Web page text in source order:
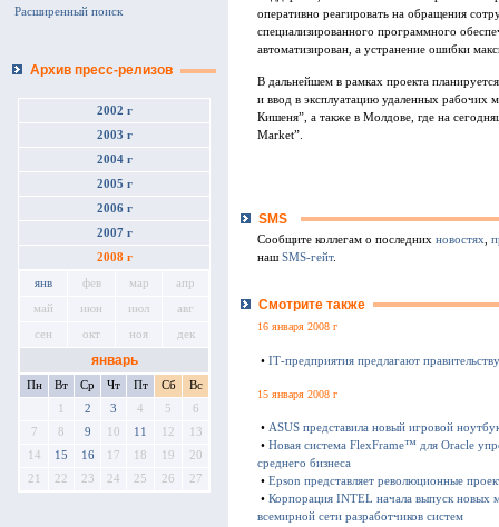
Расширенный поиск
Архив пресс-релизов
2002 г
2003 г
2004 г
2005 г
2006 г
2007 г
2008 г
янв фев мар апр
май июн июл авг
сен окт ноя дек
январь
Пн Вт Ср Чт Пт Сб
Вс
1
2 3 4 5
6
7
8 9 10 11 12
13
14
15 16 17 18 19
20
21
22 23 24 25 26 27
оперативно реагировать на обращения
специализированного программного
автоматизирован, а устранение ошибки
В дальнейшем в рамках проекта
и ввод в эксплуатацию удаленных рабочих
Кишеня”, а также в Молдове, где на
Market”.
SMS
Сообщите коллегам о последних новостях
наш SMS-гейт.
Смотрите также
16 января 2008 г
• ІТ-предприятия предлагают
15 января 2008 г
• ASUS представила новый игровой
• Новая система FlexFrame™ для Oracle
среднего бизнеса
• Epson представляет революционные
• Корпорация INTEL начала выпуск новых
всемирной сети разработчиков систем